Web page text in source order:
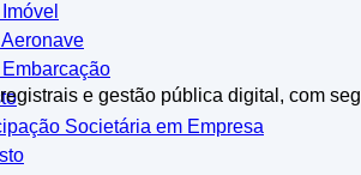
Societária em Empresa
e gestão pública digital, com